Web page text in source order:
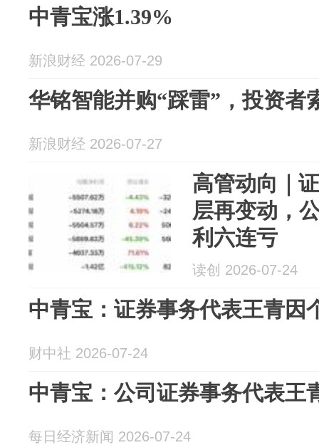
中青宝涨1.39%
新浪财经 2026-07-29
华铭智能并购“踩雷”，投资者
新浪财经 2026-07-27
高管动向｜
层再变动，
利六连亏
读创 2026-07-24
中青宝：证券事务代表王青因
财中社 2026-07-24
中青宝：公司证券事务代表王
每日经济新闻 2026-07-24